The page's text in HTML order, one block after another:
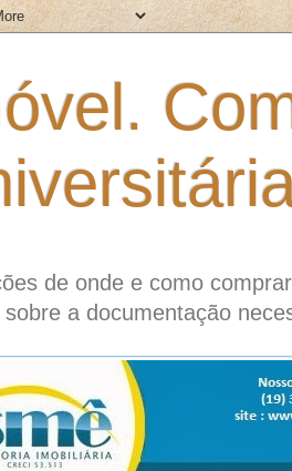
de onde e como
sobre a documentação